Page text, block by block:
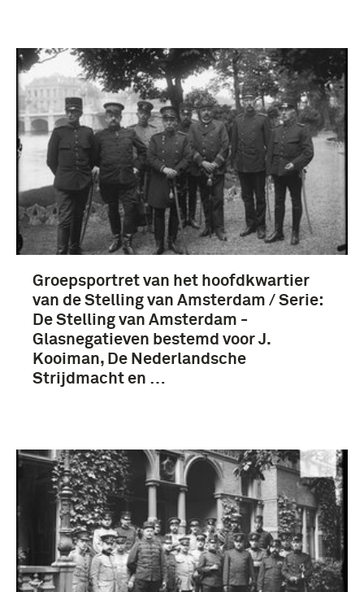
Meer
Groepsportret van het hoofdkwartier
van de Stelling van Amsterdam / Serie:
De Stelling van Amsterdam -
Glasnegatieven bestemd voor J.
Kooiman, De Nederlandsche
Strijdmacht en …